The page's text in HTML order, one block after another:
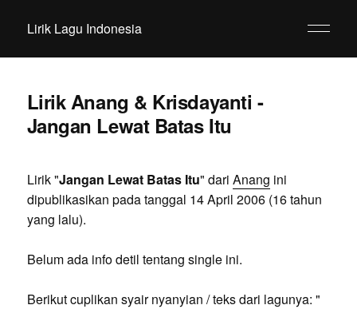
Lirik Lagu Indonesia
Lirik Anang & Krisdayanti -
Jangan Lewat Batas Itu
Lirik "Jangan Lewat Batas Itu" dari Anang ini
dipublikasikan pada tanggal 14 April 2006 (16 tahun
yang lalu).
Belum ada info detil tentang single ini.
Berikut cuplikan syair nyanyian / teks dari lagunya: "